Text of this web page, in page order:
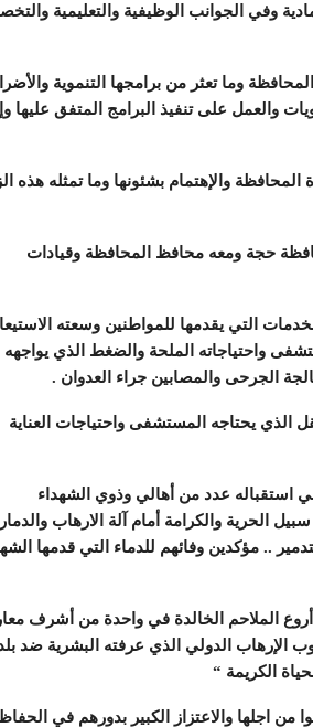
وفي الجوانب الوظيفية والتعليمية
وما تعثر من برامجها التنموية
والعمل على تنفيذ البرامج المتفق عليها
والإهتمام بشئونها وما تمثله هذه
حجة ومعه محافظ المحافظة وقيادات
التي يقدمها للمواطنين وسعته
واحتياجاته الملحة والضغط الذي يواجهه
الجرحى والمصابين جراء العدوان .
الذي يحتاجه المستشفى واحتياجات العناية
استقباله عدد من أهالي وذوي الشهداء
الحرية والكرامة أمام آلة الارهاب
.. مؤكدين وفائهم للدماء التي قدمها
أروع الملاحم الخالدة في واحدة من أشرف
الإرهاب الدولي الذي عرفته البشرية ضد
الكريمة “
من اجلها والاعتزاز الكبير بدورهم في